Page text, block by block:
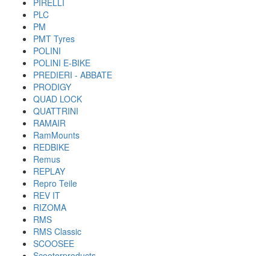
PIRELLI
PLC
PM
PMT Tyres
POLINI
POLINI E-BIKE
PREDIERI - ABBATE
PRODIGY
QUAD LOCK
QUATTRINI
RAMAIR
RamMounts
REDBIKE
Remus
REPLAY
Repro Teile
REV IT
RIZOMA
RMS
RMS Classic
SCOOSEE